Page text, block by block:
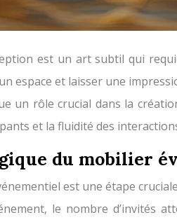
est un art subtil qui
espace et laisser une
un rôle crucial dans la
et la fluidité des
du mobilier
est une étape
le nombre d’invités